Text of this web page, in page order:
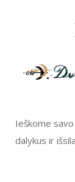
Ieškome
dalykus ir